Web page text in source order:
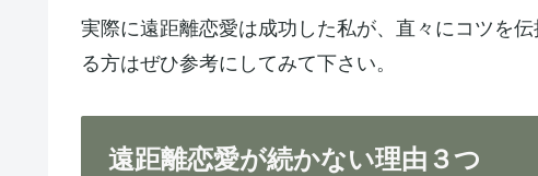
実際に遠距離恋愛は成功した私が、直々にコツを
る方はぜひ参考にしてみて下さい。
遠距離恋愛が続かない理由３つ